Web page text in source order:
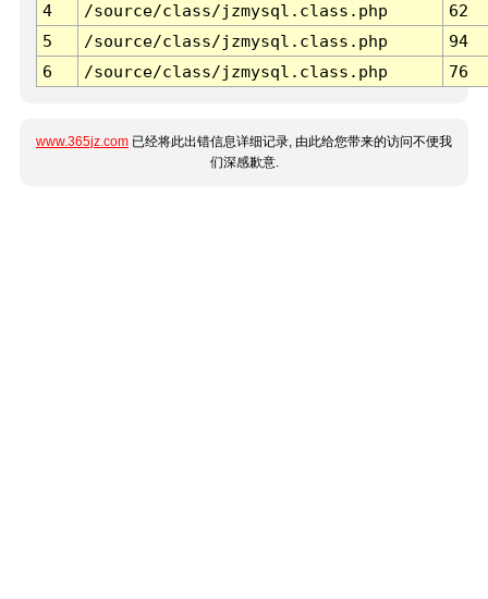
4
/source/class/jzmysql.class.php
62
5
/source/class/jzmysql.class.php
94
6
/source/class/jzmysql.class.php 76
www.365jz.com 已经将此出错信息详细记录, 由此给您带来的访问不便我
们深感歉意.